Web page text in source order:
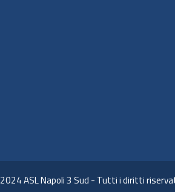
ASL Napoli 3 Sud - Tutti i diritti